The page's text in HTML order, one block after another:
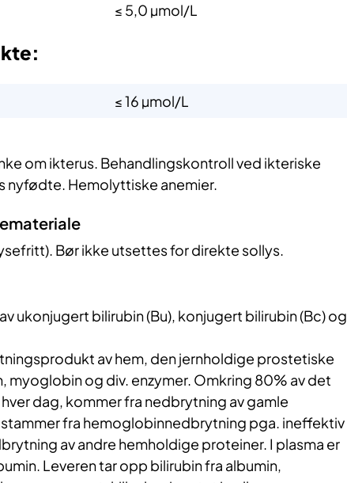
≤ 5,0 µmol/L
≤ 16 µmol/L
om ikterus. Behandlingskontroll ved ikteriske
nyfødte. Hemolyttiske anemier.
Bør ikke utsettes for direkte sollys.
ukonjugert bilirubin (Bu), konjugert bilirubin (Bc) og
av hem, den jernholdige prostetiske
myoglobin og div. enzymer. Omkring 80% av det
dag, kommer fra nedbrytning av gamle
fra hemoglobinnedbrytning pga. ineffektiv
av andre hemholdige proteiner. I plasma er
Leveren tar opp bilirubin fra albumin,